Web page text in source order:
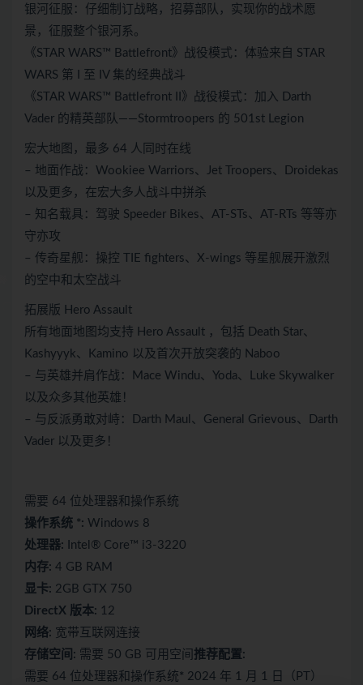
银河征服：仔细制订战略，招募部队，实现你的战术愿
景，征服整个银河系。
《STAR WARS™ Battlefront》战役模式：体验来自 STAR
WARS 第 I 至 IV 集的经典战斗
《STAR WARS™ Battlefront II》战役模式：加入 Darth
Vader 的精英部队——Stormtroopers 的 501st Legion
宏大地图，最多 64 人同时在线
– 地面作战：Wookiee Warriors、Jet Troopers、Droidekas
以及更多，在宏大多人战斗中拼杀
– 知名载具：驾驶 Speeder Bikes、AT-STs、AT-RTs 等等亦
守亦攻
– 传奇星舰：操控 TIE fighters、X-wings 等星舰展开激烈
的空中和太空战斗
拓展版 Hero Assault
所有地面地图均支持 Hero Assault ，包括 Death Star、
Kashyyyk、Kamino 以及首次开放突袭的 Naboo
– 与英雄并肩作战：Mace Windu、Yoda、Luke Skywalker
以及众多其他英雄！
– 与反派勇敢对峙：Darth Maul、General Grievous、Darth
Vader 以及更多！
需要 64 位处理器和操作系统
操作系统 *: Windows 8
处理器: Intel® Core™ i3-3220
内存: 4 GB RAM
显卡: 2GB GTX 750
DirectX 版本: 12
网络: 宽带互联网连接
存储空间: 需要 50 GB 可用空间 推荐配置:
需要 64 位处理器和操作系统* 2024 年 1 月 1 日（PT）